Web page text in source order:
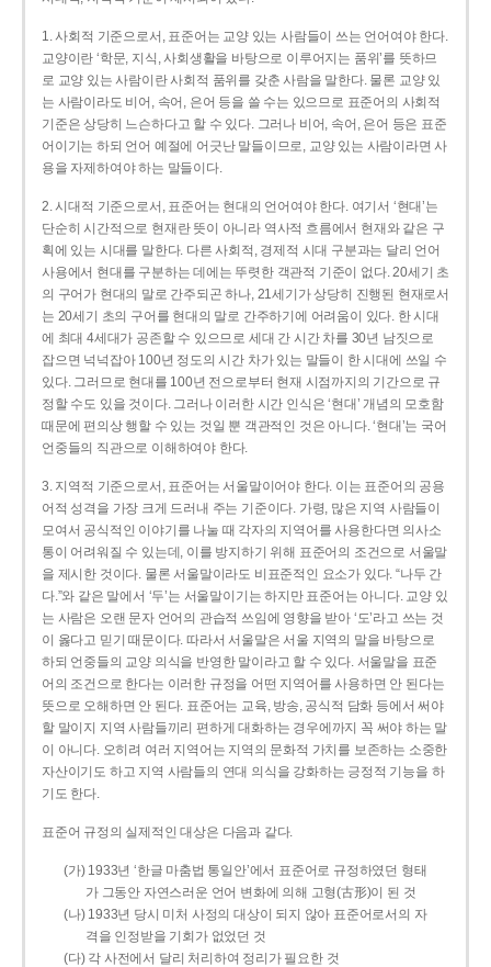
1. 사회적 기준으로서, 표준어는 교양 있는 사람들이 쓰는 언어여야 한다.
교양이란 ‘학문, 지식, 사회생활을 바탕으로 이루어지는 품위’를 뜻하므
로 교양 있는 사람이란 사회적 품위를 갖춘 사람을 말한다. 물론 교양 있
는 사람이라도 비어, 속어, 은어 등을 쓸 수는 있으므로 표준어의 사회적
기준은 상당히 느슨하다고 할 수 있다. 그러나 비어, 속어, 은어 등은 표준
어이기는 하되 언어 예절에 어긋난 말들이므로, 교양 있는 사람이라면 사
용을 자제하여야 하는 말들이다.
2. 시대적 기준으로서, 표준어는 현대의 언어여야 한다. 여기서 ‘현대’는
단순히 시간적으로 현재란 뜻이 아니라 역사적 흐름에서 현재와 같은 구
획에 있는 시대를 말한다. 다른 사회적, 경제적 시대 구분과는 달리 언어
사용에서 현대를 구분하는 데에는 뚜렷한 객관적 기준이 없다. 20세기 초
의 구어가 현대의 말로 간주되곤 하나, 21세기가 상당히 진행된 현재로서
는 20세기 초의 구어를 현대의 말로 간주하기에 어려움이 있다. 한 시대
에 최대 4세대가 공존할 수 있으므로 세대 간 시간 차를 30년 남짓으로
잡으면 넉넉잡아 100년 정도의 시간 차가 있는 말들이 한 시대에 쓰일 수
있다. 그러므로 현대를 100년 전으로부터 현재 시점까지의 기간으로 규
정할 수도 있을 것이다. 그러나 이러한 시간 인식은 ‘현대’ 개념의 모호함
때문에 편의상 행할 수 있는 것일 뿐 객관적인 것은 아니다. ‘현대’는 국어
언중들의 직관으로 이해하여야 한다.
3. 지역적 기준으로서, 표준어는 서울말이어야 한다. 이는 표준어의 공용
어적 성격을 가장 크게 드러내 주는 기준이다. 가령, 많은 지역 사람들이
모여서 공식적인 이야기를 나눌 때 각자의 지역어를 사용한다면 의사소
통이 어려워질 수 있는데, 이를 방지하기 위해 표준어의 조건으로 서울말
을 제시한 것이다. 물론 서울말이라도 비표준적인 요소가 있다. “나두 간
다.”와 같은 말에서 ‘두’는 서울말이기는 하지만 표준어는 아니다. 교양 있
는 사람은 오랜 문자 언어의 관습적 쓰임에 영향을 받아 ‘도’라고 쓰는 것
이 옳다고 믿기 때문이다. 따라서 서울말은 서울 지역의 말을 바탕으로
하되 언중들의 교양 의식을 반영한 말이라고 할 수 있다. 서울말을 표준
어의 조건으로 한다는 이러한 규정을 어떤 지역어를 사용하면 안 된다는
뜻으로 오해하면 안 된다. 표준어는 교육, 방송, 공식적 담화 등에서 써야
할 말이지 지역 사람들끼리 편하게 대화하는 경우에까지 꼭 써야 하는 말
이 아니다. 오히려 여러 지역어는 지역의 문화적 가치를 보존하는 소중한
자산이기도 하고 지역 사람들의 연대 의식을 강화하는 긍정적 기능을 하
기도 한다.
표준어 규정의 실제적인 대상은 다음과 같다.
(가) 1933년 ‘한글 마춤법 통일안’에서 표준어로 규정하였던 형태
가 그동안 자연스러운 언어 변화에 의해 고형(古形)이 된 것
(나) 1933년 당시 미처 사정의 대상이 되지 않아 표준어로서의 자
격을 인정받을 기회가 없었던 것
(다) 각 사전에서 달리 처리하여 정리가 필요한 것